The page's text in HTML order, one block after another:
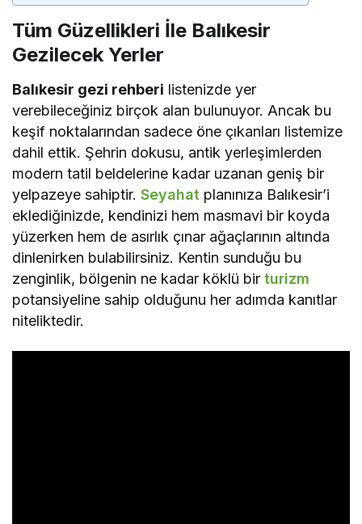
Tüm Güzellikleri İle Balıkesir
Gezilecek Yerler
Balıkesir gezi rehberi listenizde yer
verebileceğiniz birçok alan bulunuyor. Ancak bu
keşif noktalarından sadece öne çıkanları listemize
dahil ettik. Şehrin dokusu, antik yerleşimlerden
modern tatil beldelerine kadar uzanan geniş bir
yelpazeye sahiptir.Seyahat planınıza Balıkesir’i
eklediğinizde, kendinizi hem masmavi bir koyda
yüzerken hem de asırlık çınar ağaçlarının altında
dinlenirken bulabilirsiniz. Kentin sunduğu bu
zenginlik, bölgenin ne kadar köklü birturizm
potansiyeline sahip olduğunu her adımda kanıtlar
niteliktedir.